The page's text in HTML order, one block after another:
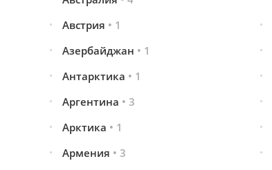
Австрия • 1
Азербайджан • 1
Антарктика • 1
Аргентина • 3
Арктика • 1
Армения • 3